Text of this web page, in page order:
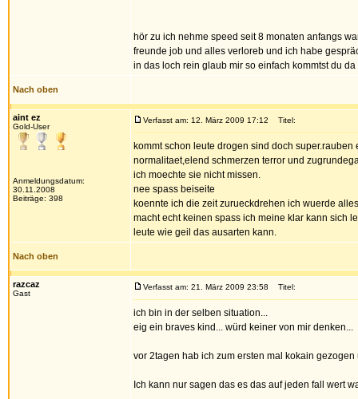
hör zu ich nehme speed seit 8 monaten anfangs
freunde job und alles verloreb und ich habe
in das loch rein glaub mir so einfach kommtst du
Nach oben
aint ez
Gold-User
Anmeldungsdatum:
30.11.2008
Beiträge: 398
Verfasst am: 12. März 2009 17:12 Titel:
kommt schon leute drogen sind doch
normalitaet,elend schmerzen terror und
ich moechte sie nicht missen.
nee spass beiseite
koennte ich die zeit zurueckdrehen ich wuerde
macht echt keinen spass ich meine klar kann sich
leute wie geil das ausarten kann.
Nach oben
razcaz
Gast
Verfasst am: 21. März 2009 23:58 Titel:
ich bin in der selben situation...
eig ein braves kind... würd keiner von mir denken...
vor 2tagen hab ich zum ersten mal kokain gezogen
Ich kann nur sagen das es das auf jeden fall wert